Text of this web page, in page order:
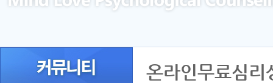
온라인무료심리